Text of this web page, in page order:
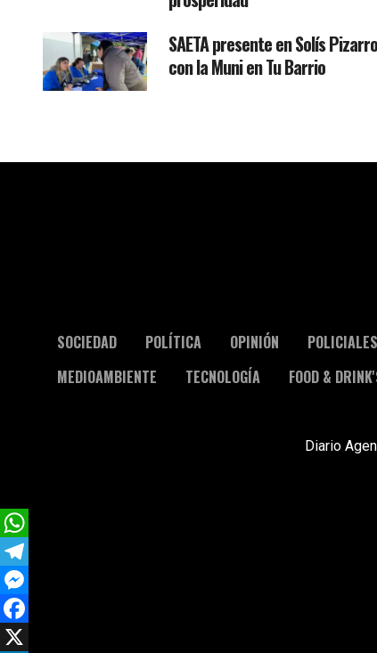
SAETA presente en Solís Pizarro
con la Muni en Tu Barrio
SOCIEDAD POLÍTICA OPINIÓN POLICIALES
MEDIOAMBIENTE
TECNOLOGÍA FOOD &
Diario
WhatsApp
Telegram
Messenger
Facebook